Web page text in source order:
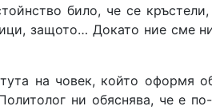
било, че се
защото… Докато ние сме
на човек, който оформя
ни обяснява, че е